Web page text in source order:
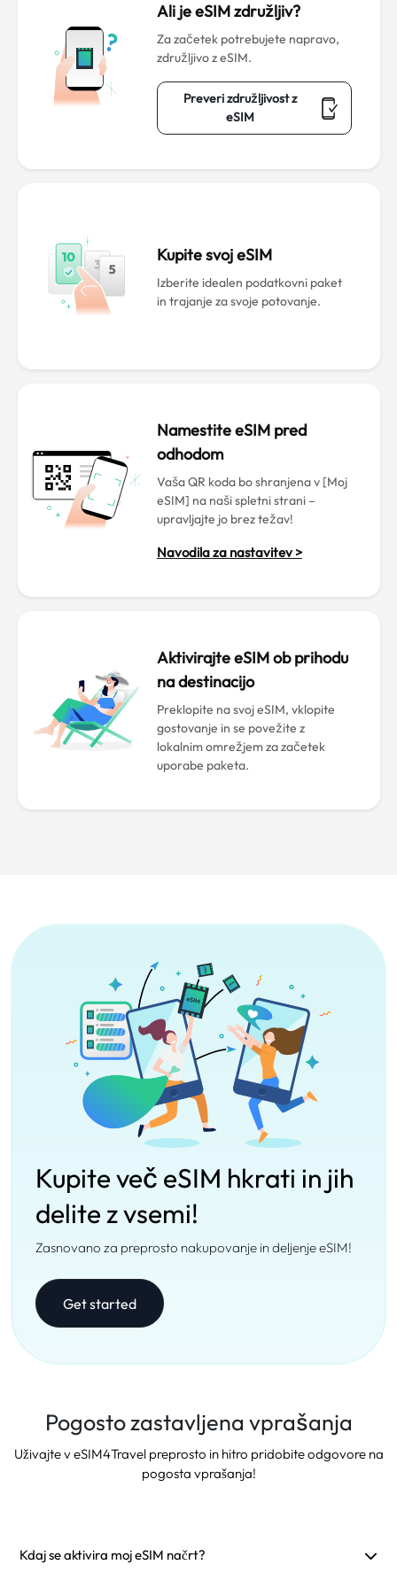
Ali je eSIM združljiv?
Za začetek potrebujete napravo,
združljivo z eSIM.
Preveri združljivost z
eSIM
Kupite svoj eSIM
Izberite idealen podatkovni paket
in trajanje za svoje potovanje.
Namestite eSIM pred
odhodom
Vaša QR koda bo shranjena v [Moj
eSIM] na naši spletni strani –
upravljajte jo brez težav!
Navodila za nastavitev >
Aktivirajte eSIM ob prihodu
na destinacijo
Preklopite na svoj eSIM, vklopite
gostovanje in se povežite z
lokalnim omrežjem za začetek
uporabe paketa.
Kupite več eSIM hkrati in jih
delite z vsemi!
Zasnovano za preprosto nakupovanje in deljenje eSIM!
Get started
Pogosto zastavljena vprašanja
Uživajte v eSIM4Travel preprosto in hitro pridobite odgovore na
pogosta vprašanja!
Kdaj se aktivira moj eSIM načrt?